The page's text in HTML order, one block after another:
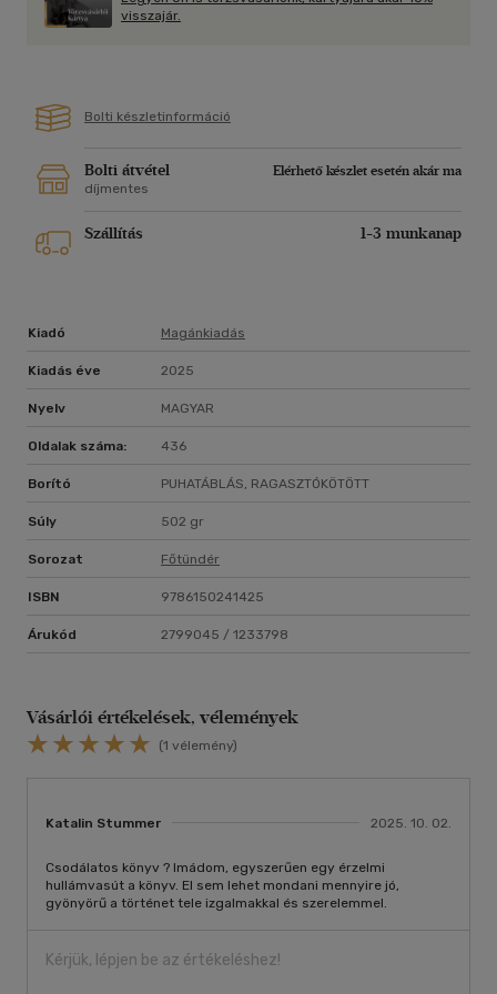
A jég pedig csak addig erős, amíg meg nem érinti a tűz
melege.
visszajár.
Bolti készletinformáció
Bolti átvétel
Elérhető készlet esetén akár ma
díjmentes
Szállítás 1-3 munkanap
Kiadó Magánkiadás
Kiadás éve 2025
Nyelv MAGYAR
Oldalak száma: 436
Borító PUHATÁBLÁS, RAGASZTÓKÖTÖTT
Súly 502 gr
Sorozat Főtündér
ISBN 9786150241425
Árukód 2799045 / 1233798
Vásárlói értékelések, vélemények
(1 vélemény)
Katalin Stummer 2025. 10. 02.
Csodálatos könyv ? Imádom, egyszerűen egy érzelmi
hullámvasút a könyv. El sem lehet mondani mennyire jó,
gyönyörű a történet tele izgalmakkal és szerelemmel.
Kérjük, lépjen be az értékeléshez!